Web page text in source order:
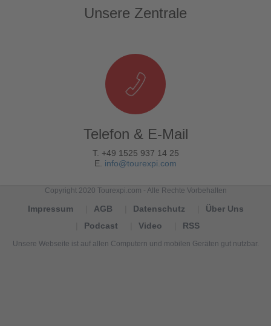
Unsere Zentrale
Telefon & E-Mail
T. +49 1525 937 14 25
E. info@tourexpi.com
Copyright 2020 Tourexpi.com - Alle Rechte Vorbehalten
Impressum AGB Datenschutz
Über Uns
Podcast
Video RSS
Unsere Webseite ist auf allen Computern und mobilen Geräten gut nutzbar.